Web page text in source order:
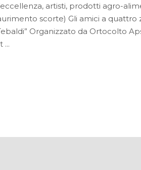
artisti, prodotti agro-
scorte) Gli amici a
Organizzato da Ortocolto